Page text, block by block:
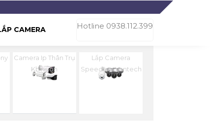
Hotline 0938.112.399
CAMERA
Camera Ip Thân Trụ
Kbvision
Lắp Camera
Speedom Vantech